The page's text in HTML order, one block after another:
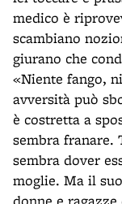
medico è
scambiano
giurano che
«Niente fango,
avversità può
è costretta a
sembra franare.
sembra dover
moglie. Ma il